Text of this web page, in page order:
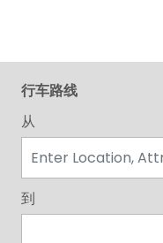
行车路线
从
到